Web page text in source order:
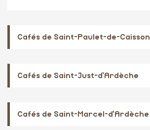
Cafés de Saint-Paulet-de-Caisson
Cafés de Saint-Just-d'Ardèche
Cafés de Saint-Marcel-d'Ardèche